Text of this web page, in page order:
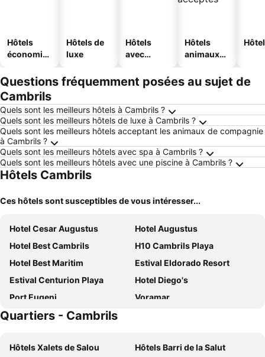
Hôtels
économiq
Hôtels de
luxe
Hôtels
avec
Hôtels
animaux
Questions fréquemment posées au sujet de
Cambrils
Quels sont les meilleurs hôtels à Cambrils ?
Quels sont les meilleurs hôtels de luxe à Cambrils ?
Quels sont les meilleurs hôtels acceptant les animaux de compagnie
à Cambrils ?
Quels sont les meilleurs hôtels avec spa à Cambrils ?
Quels sont les meilleurs hôtels avec une piscine à Cambrils ?
Hôtels Cambrils
Ces hôtels sont susceptibles de vous intéresser...
Hotel Cesar Augustus
Hotel Augustus
Hotel Best Cambrils
H10 Cambrils Playa
Hotel Best Maritim
Estival Eldorado Resort
Estival Centurion Playa
Hotel Diego's
Port Eugeni
Voramar
Mònica Hotel
Marinada Cambrils
Emerald Sun Hotel
Quartiers - Cambrils
Hôtels Xalets de Salou
Hôtels Barri de la Salut